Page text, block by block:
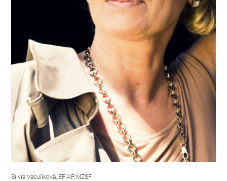
Silvia Vaculíková, EFIAP, MZSF